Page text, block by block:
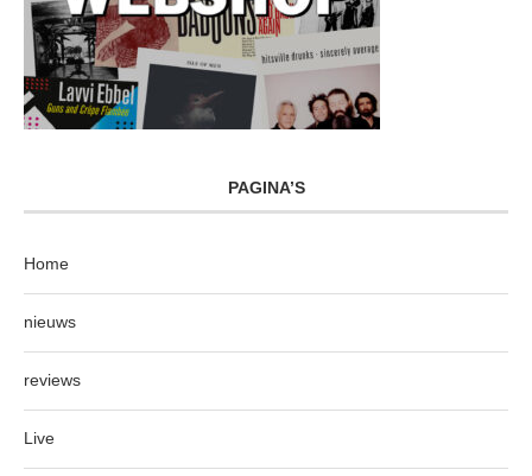
PAGINA’S
Home
nieuws
reviews
Live